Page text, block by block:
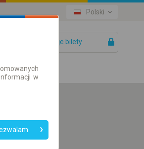
Polski
Twoje bilety
w